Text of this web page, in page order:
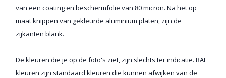
van een coating en beschermfolie van 80 micron. Na het op
maat knippen van gekleurde aluminium platen, zijn de
zijkanten blank.
De kleuren die je op de foto's ziet, zijn slechts ter indicatie. RAL
kleuren zijn standaard kleuren die kunnen afwijken van de